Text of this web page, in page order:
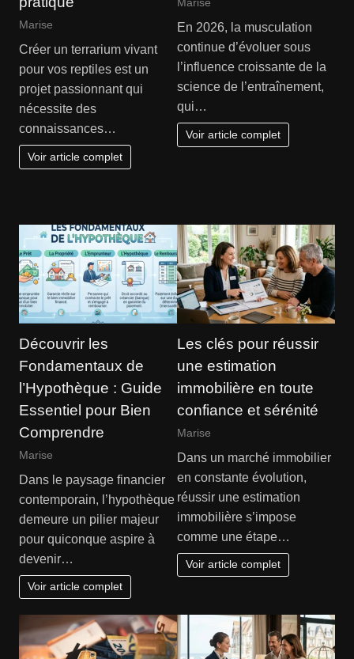
Marise
Créer un terrarium vivant
pour vos reptiles est un
projet passionnant qui
nécessite des
connaissances…
Voir article complet
Marise
En 2026, la musculation
continue d’évoluer sous
l’influence croissante de la
science de l’entraînement,
qui…
Voir article complet
Découvrir les
Fondamentaux de
l’Hypothèque : Guide
Essentiel pour Bien
Comprendre
Marise
Dans le paysage financier
contemporain, l’hypothèque
demeure un pilier majeur
pour quiconque aspire à
devenir…
Voir article complet
Les clés pour réussir
une estimation
immobilière en toute
confiance et sérénité
Marise
Dans un marché immobilier
en constante évolution,
réussir une estimation
immobilière s’impose
comme une étape…
Voir article complet